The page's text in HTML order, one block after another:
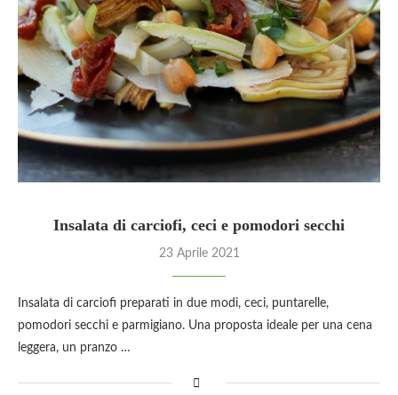
Insalata di carciofi, ceci e pomodori secchi
23 Aprile 2021
Insalata di carciofi preparati in due modi, ceci, puntarelle,
pomodori secchi e parmigiano. Una proposta ideale per una cena
leggera, un pranzo …